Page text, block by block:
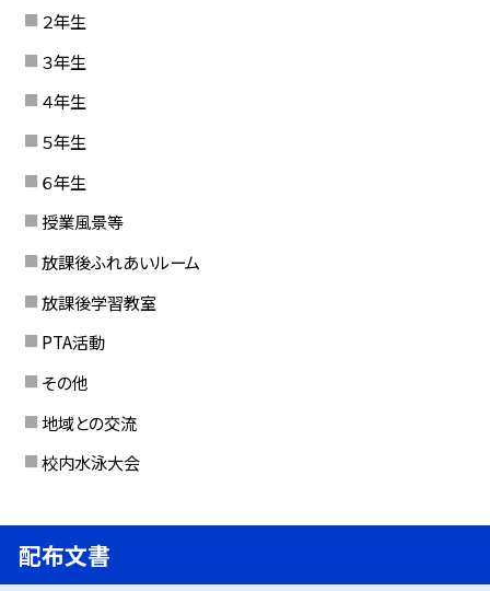
２年生
３年生
４年生
５年生
６年生
授業風景等
放課後ふれあいルーム
放課後学習教室
PTA活動
その他
地域との交流
校内水泳大会
配布文書